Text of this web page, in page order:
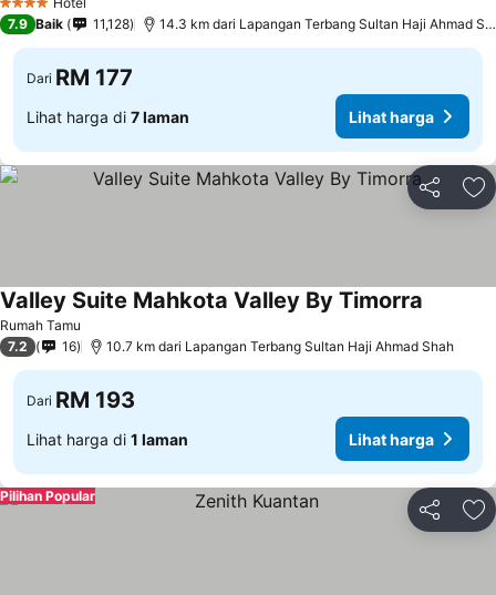
4 Bintang
7.9 Baik 11,128 14.3 km dari Lapangan Terbang Sultan Haji Ahmad Shah
Dari RM 177
Lihat harga di 7 laman Lihat harga
Kongsi
Rumah Tamu
Valley Suite Mahkota Valley By Timorra
7.2 16 10.7 km dari Lapangan Terbang Sultan Haji Ahmad Shah
Dari RM 193
Lihat harga di 1 laman Lihat harga
Kongsi
Pilihan Popular